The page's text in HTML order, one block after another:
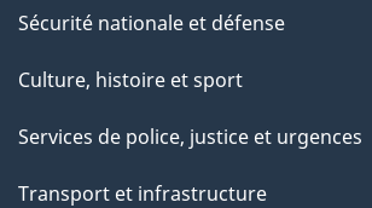
Sécurité nationale et défense
Culture, histoire et sport
Services de police, justice et urgences
Transport et infrastructure